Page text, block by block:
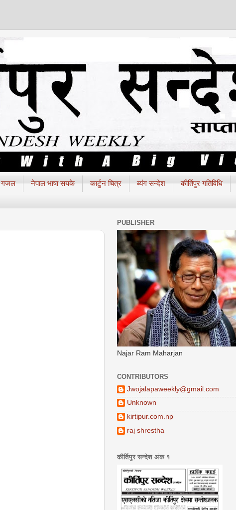
गजल नेपाल भाषा सयके कार्टुन चित्र ब्यंग सन्देश
कीर्तिपुर गतिविधि
PUBLISHER
Najar Ram Maharjan
CONTRIBUTORS
Jwojalapaweekly@gmail.com
Unknown
kirtipur.com.np
raj shrestha
कीर्तिपुर सन्देश अंक १